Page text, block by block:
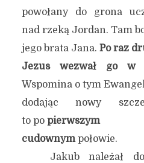
powołany do grona
nad rzeką Jordan. Tam
jego brata Jana. Po raz
Jezus wezwał go w
Wspomina o tym
dodając nowy
to po pierwszym
cudownympołowie.
Jakub należał